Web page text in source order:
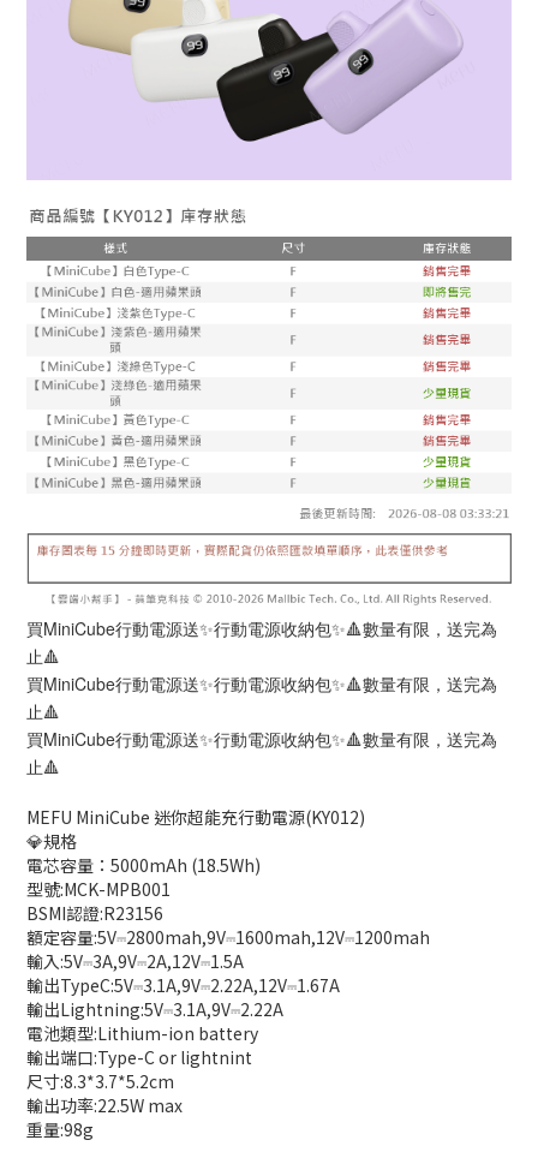
買MiniCube行動電源送✨行動電源收納包✨🔺數量有限，送完為
止🔺
買MiniCube行動電源送✨行動電源收納包✨🔺數量有限，送完為
止🔺
買MiniCube行動電源送✨行動電源收納包✨🔺數量有限，送完為
止🔺
MEFU MiniCube 迷你超能充行動電源(KY012)
💎規格
電芯容量：5000mAh (18.5Wh)
型號:MCK-MPB001
BSMI認證:R23156
額定容量:5V⎓2800mah,9V⎓1600mah,12V⎓1200mah
輸入:5V⎓3A,9V⎓2A,12V⎓1.5A
輸出TypeC:5V⎓3.1A,9V⎓2.22A,12V⎓1.67A
輸出Lightning:5V⎓3.1A,9V⎓2.22A
電池類型:Lithium-ion battery
輸出端口:Type-C or lightnint
尺寸:8.3*3.7*5.2cm
輸出功率:22.5W max
重量:98g